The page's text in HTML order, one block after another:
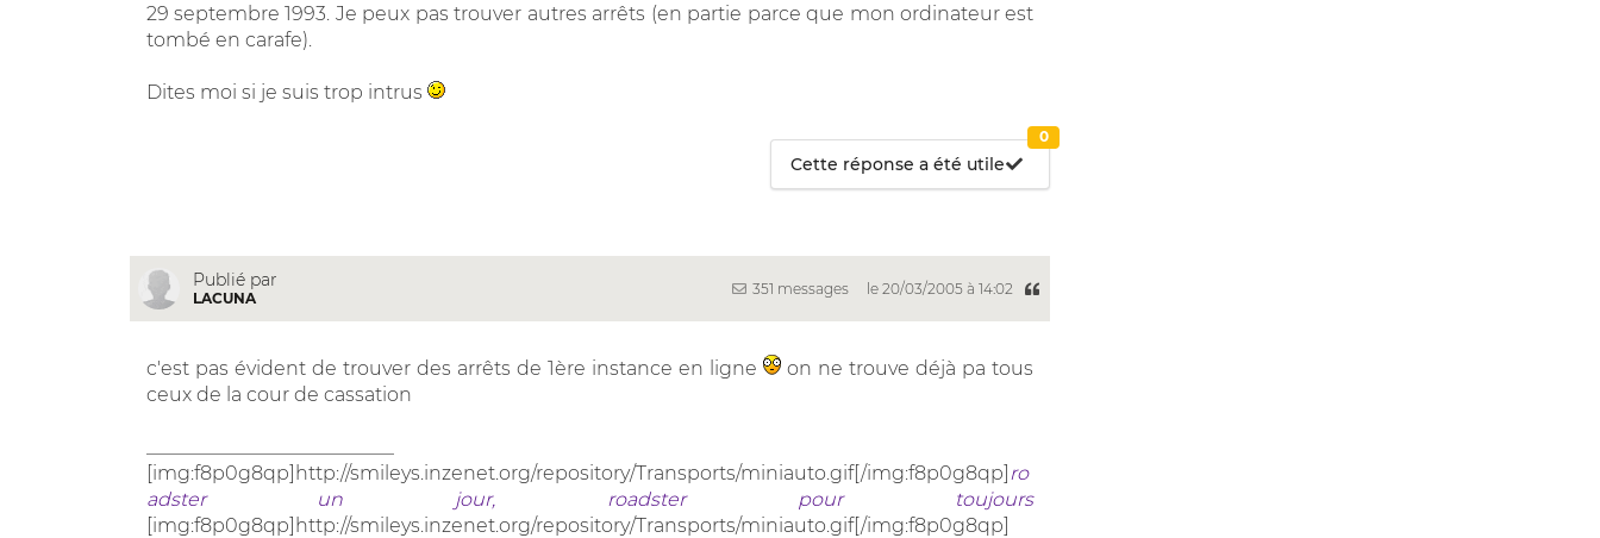
29 septembre 1993. Je peux pas trouver autres arrêts (en partie parce que mon ordinateur est
tombé en carafe).
Dites moi si je suis trop intrus
Cette réponse a été utile
0
Publié par
LACUNA
351 messages le 20/03/2005 à 14:02
c'est pas évident de trouver des arrêts de 1ère instance en ligne
on ne trouve déjà pa tous
ceux de la cour de cassation
[img:f8p0g8qp]http://smileys.inzenet.org/repository/Transports/miniauto.gif[/img:f8p0g8qp] ro
adster un jour, roadster pour toujours
[img:f8p0g8qp]http://smileys.inzenet.org/repository/Transports/miniauto.gif[/img:f8p0g8qp]